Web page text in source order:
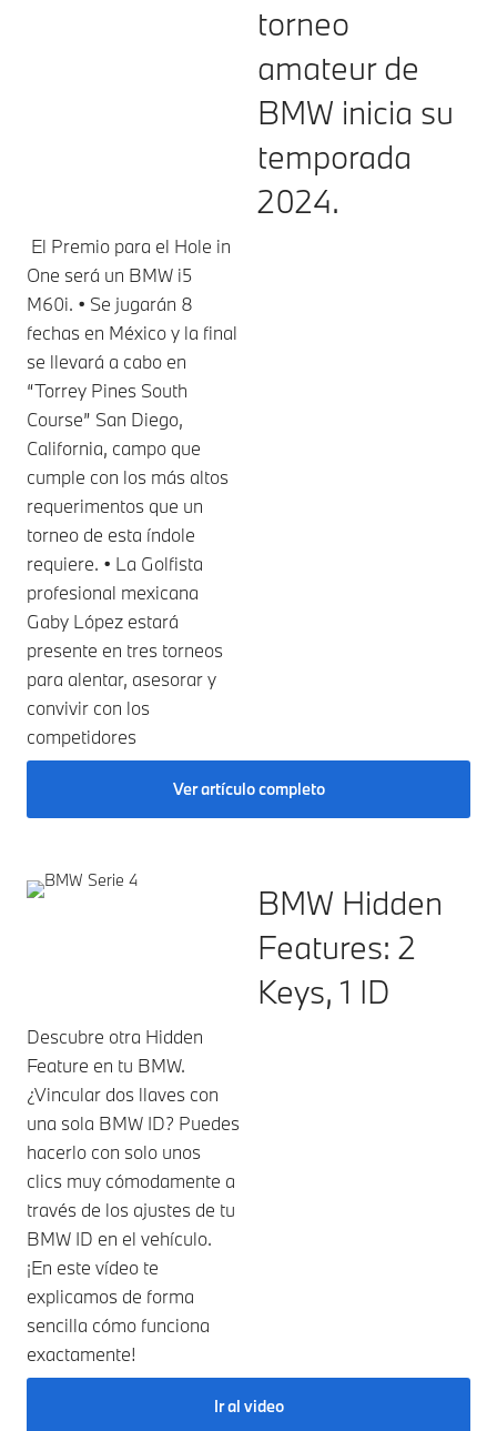
torneo
amateur de
BMW inicia su
temporada
2024.
El Premio para el Hole in
One será un BMW i5
M60i. • Se jugarán 8
fechas en México y la final
se llevará a cabo en
“Torrey Pines South
Course” San Diego,
California, campo que
cumple con los más altos
requerimentos que un
torneo de esta índole
requiere. • La Golfista
profesional mexicana
Gaby López estará
presente en tres torneos
para alentar, asesorar y
convivir con los
competidores
Ver artículo completo
BMW Hidden
Features: 2
Keys, 1 ID
Descubre otra Hidden
Feature en tu BMW.
¿Vincular dos llaves con
una sola BMW ID? Puedes
hacerlo con solo unos
clics muy cómodamente a
través de los ajustes de tu
BMW ID en el vehículo.
¡En este vídeo te
explicamos de forma
sencilla cómo funciona
exactamente!
Ir al video